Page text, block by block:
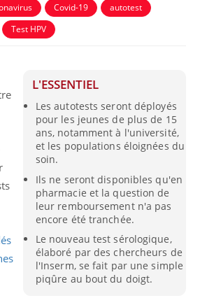
Covid-19
autotest
Test HPV
L'ESSENTIEL
Les autotests seront déployés
pour les jeunes de plus de 15
ans, notamment à l'université,
et les populations éloignées du
soin.
Ils ne seront disponibles qu'en
pharmacie et la question de
leur remboursement n'a pas
encore été tranchée.
Le nouveau test sérologique,
élaboré par des chercheurs de
l'Inserm, se fait par une simple
piqûre au bout du doigt.